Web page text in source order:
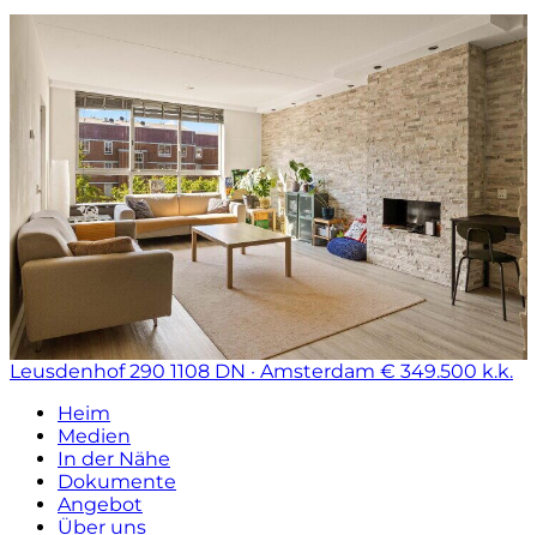
Leusdenhof 290 1108 DN · Amsterdam € 349.500 k.k.
Heim
Medien
In der Nähe
Dokumente
Angebot
Über uns